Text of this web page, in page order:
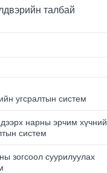
талбай
угсралтын систем
нарны эрчим хүчний
систем
зогсоол суурилуулах